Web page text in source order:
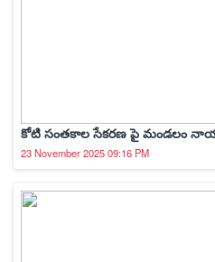
కోటి సంతకాల సేకరణ పై మండలం
23 November 2025 09:16 PM